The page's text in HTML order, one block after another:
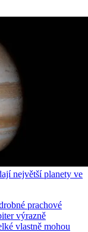
největší planety ve
prachové
výrazně
vlastně mohou